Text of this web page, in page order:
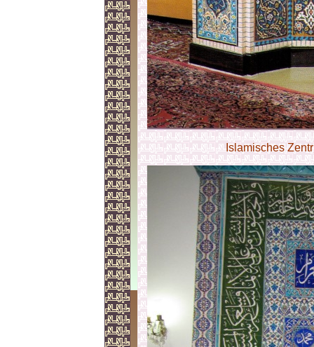
Islamisches